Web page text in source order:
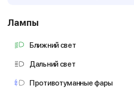
Лампы
Ближний свет
Дальний свет
Противотуманные фары